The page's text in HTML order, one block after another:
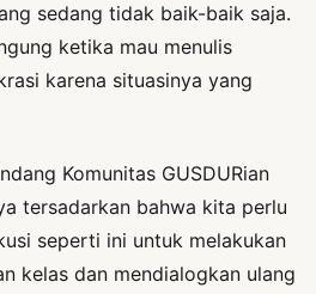
sedang tidak baik-baik saja.
ketika mau menulis
karena situasinya yang
Komunitas GUSDURian
tersadarkan bahwa kita perlu
seperti ini untuk melakukan
kelas dan mendialogkan ulang